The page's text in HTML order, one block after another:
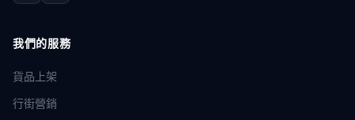
我們的服務
貨品上架
行街營銷